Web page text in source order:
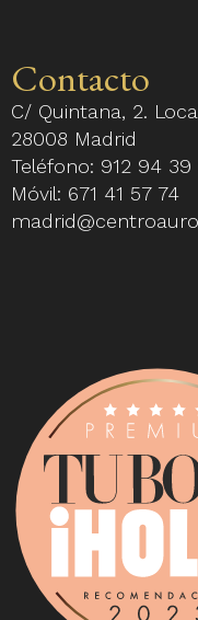
Contacto
C/ Quintana, 2.
28008 Madrid
Teléfono: 912 94 39
Móvil: 671 41 57 74